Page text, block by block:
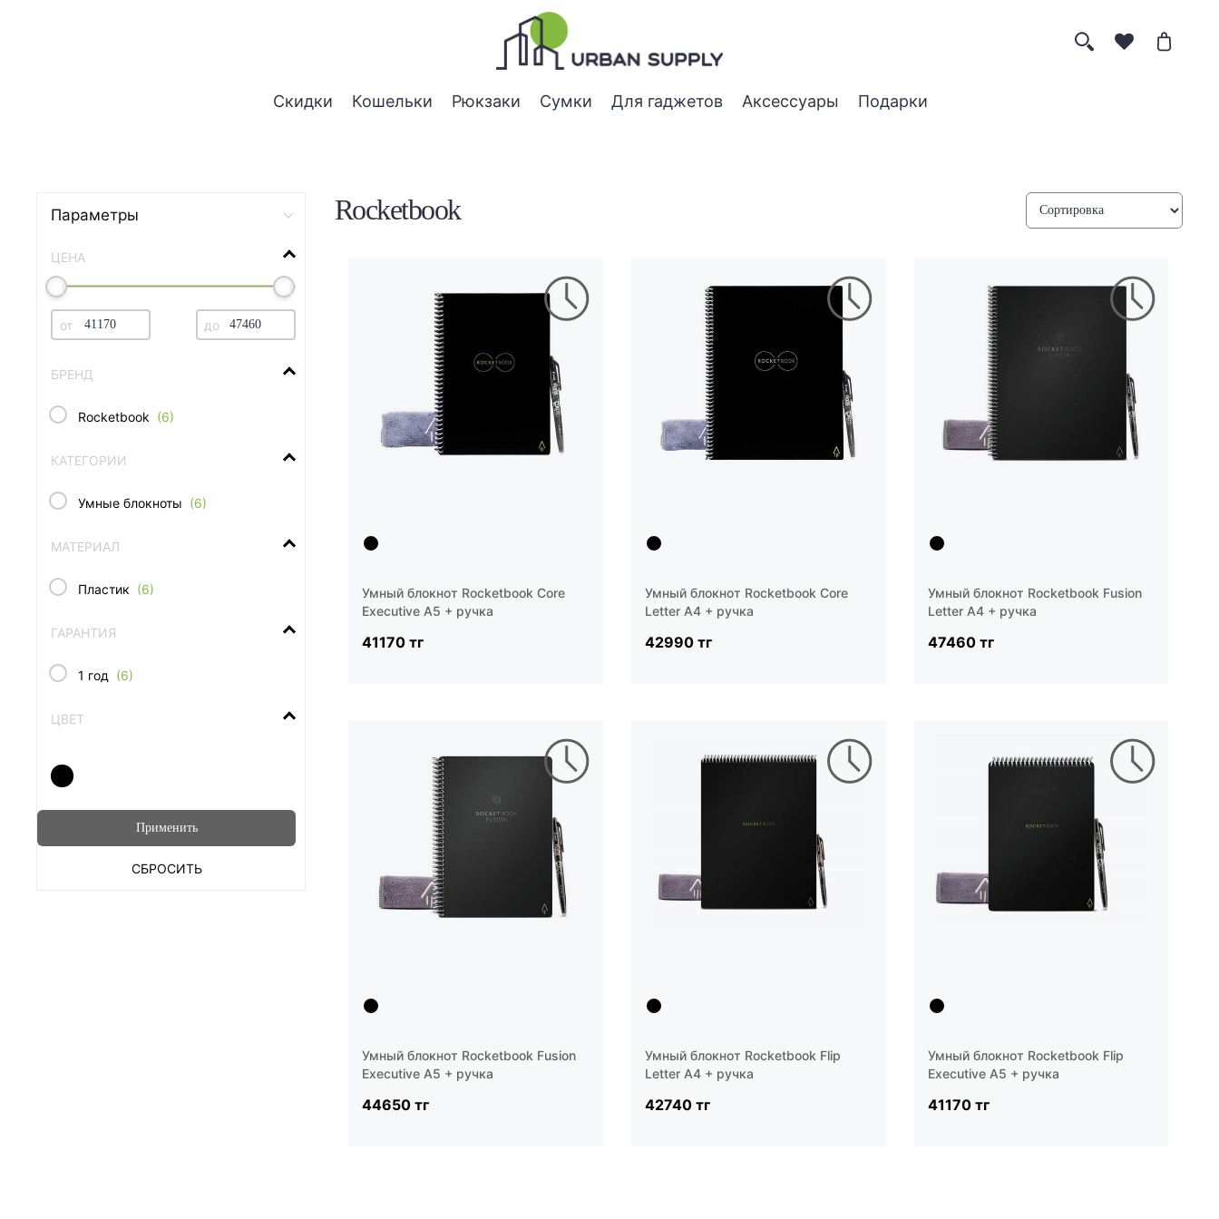
Скидки Кошельки Рюкзаки Сумки Для гаджетов Аксессуары Подарки
Параметры
ЦЕНА
от до
БРЕНД
Rocketbook (6)
КАТЕГОРИИ
Умные блокноты (6)
МАТЕРИАЛ
Пластик (6)
ГАРАНТИЯ
1 год (6)
ЦВЕТ
Применить
СБРОСИТЬ
Rocketbook
Умный блокнот Rocketbook Core
Executive A5 + ручка
41170 тг
Умный блокнот Rocketbook Core
Letter A4 + ручка
42990 тг
Умный блокнот Rocketbook Fusion
Letter A4 + ручка
47460 тг
Умный блокнот Rocketbook Fusion
Executive A5 + ручка
44650 тг
Умный блокнот Rocketbook Flip
Letter A4 + ручка
42740 тг
Умный блокнот Rocketbook Flip
Executive A5 + ручка
41170 тг